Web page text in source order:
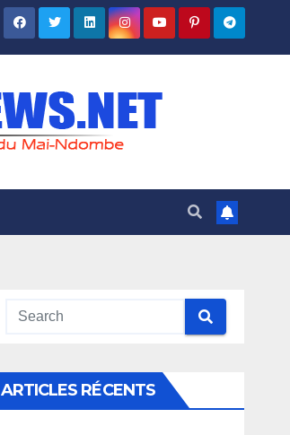
ARTICLES RÉCENTS